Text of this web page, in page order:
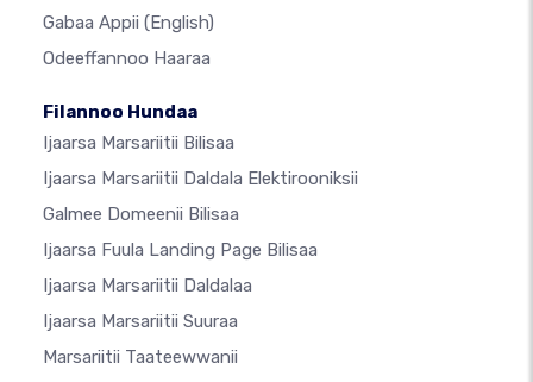
Gabaa Appii (English)
Odeeffannoo Haaraa
Filannoo Hundaa
Ijaarsa Marsariitii Bilisaa
Ijaarsa Marsariitii Daldala Elektirooniksii
Galmee Domeenii Bilisaa
Ijaarsa Fuula Landing Page Bilisaa
Ijaarsa Marsariitii Daldalaa
Ijaarsa Marsariitii Suuraa
Marsariitii Taateewwanii